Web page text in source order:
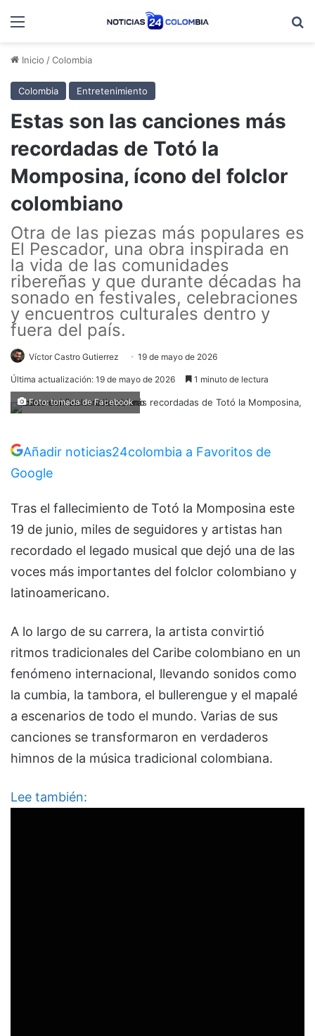
Menú
Inicio /Colombia
Colombia Entretenimiento
Estas son las canciones más
recordadas de Totó la
Momposina, ícono del folclor
colombiano
Otra de las piezas más populares es
El Pescador, una obra inspirada en
la vida de las comunidades
ribereñas y que durante décadas ha
sonado en festivales, celebraciones
y encuentros culturales dentro y
fuera del país.
Víctor Castro Gutierrez 19 de mayo de 2026
Última actualización: 19 de mayo de 2026 1 minuto de lectura
Foto: tomada de Facebook
Añadir noticias24colombia a Favoritos de
Google
Tras el fallecimiento de Totó la Momposina este
19 de junio, miles de seguidores y artistas han
recordado el legado musical que dejó una de las
voces más importantes del folclor colombiano y
latinoamericano.
A lo largo de su carrera, la artista convirtió
ritmos tradicionales del Caribe colombiano en un
fenómeno internacional, llevando sonidos como
la cumbia, la tambora, el bullerengue y el mapalé
a escenarios de todo el mundo. Varias de sus
canciones se transformaron en verdaderos
himnos de la música tradicional colombiana.
Lee también: